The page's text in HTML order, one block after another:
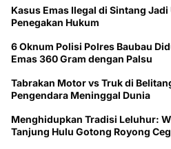
Kasus Emas Ilegal di Sintang
Penegakan Hukum
6 Oknum Polisi Polres Baubau
Emas 360 Gram dengan Palsu
Tabrakan Motor vs Truk di
Pengendara Meninggal Dunia
Menghidupkan Tradisi Leluhur:
Tanjung Hulu Gotong Royong